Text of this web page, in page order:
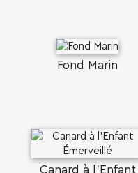
Fond Marin
Canard à l'Enfant